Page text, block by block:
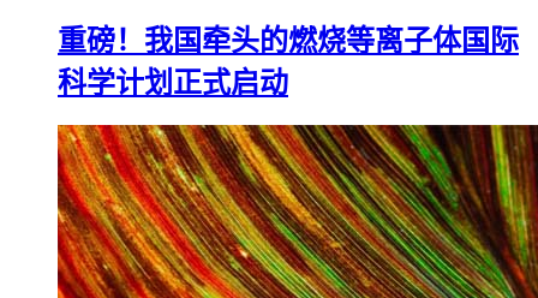
重磅！我国牵头的燃烧等离子体国际
科学计划正式启动